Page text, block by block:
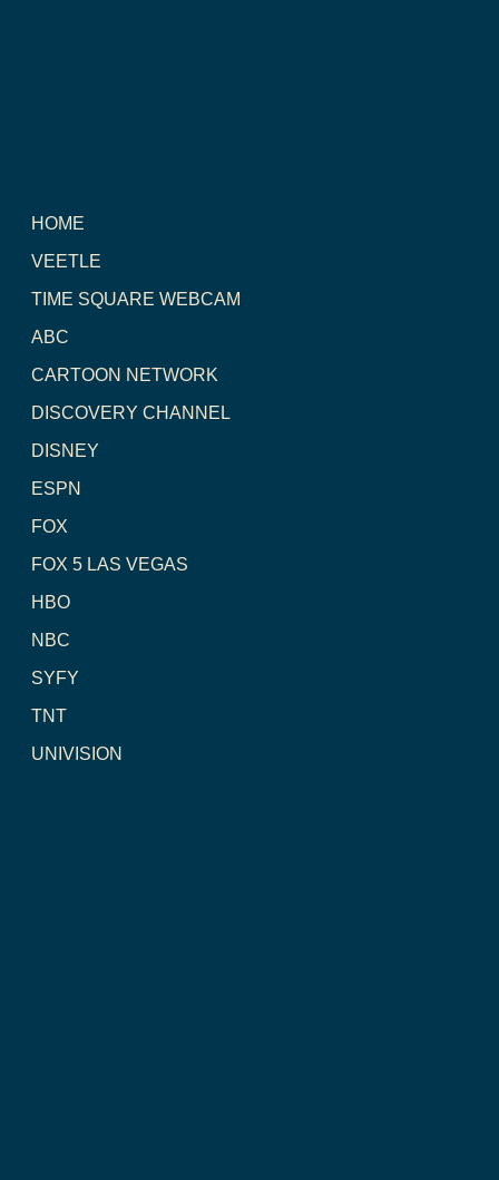
HOME
VEETLE
TIME SQUARE WEBCAM
ABC
CARTOON NETWORK
DISCOVERY CHANNEL
DISNEY
ESPN
FOX
FOX 5 LAS VEGAS
HBO
NBC
SYFY
TNT
UNIVISION